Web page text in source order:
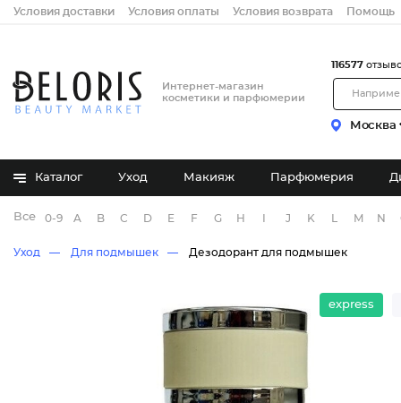
Условия доставки Условия оплаты Условия возврата Помощь
Интернет-магазин
косметики и парфюмерии
Москва
116577
Каталог Уход Макияж Парфюмерия
Все бренды
0-9 A B C D E F G H J K M N
Уход Для подмышек Дезодорант для подмышек
express